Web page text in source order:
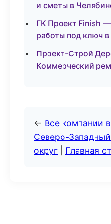
и сметы в
ГК Проект Finish
работы под ключ
Проект-Строй
Коммерческий
← Все компании
Северо-
округ
Главная